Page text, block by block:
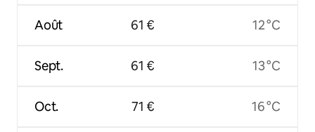
Août
Sept.
Oct.
61 €
61 €
71 €
12 °C
13 °C
16 °C